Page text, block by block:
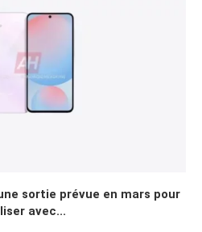
sortie prévue en mars pour
avec...